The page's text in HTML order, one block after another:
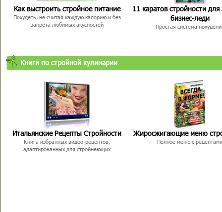
Как выстроить стройное питание
Похудеть, не считая каждую калорию и без
запрета любимых вкусностей
11 каратов стройности для
бизнес-леди
Простая система
Книги по стройной кулинарии
Итальянские Рецепты Стройности
Книга избранных видео-рецептов,
адаптированных для стройнеющих
Жиросжигающие меню
Полное меню с рецептами